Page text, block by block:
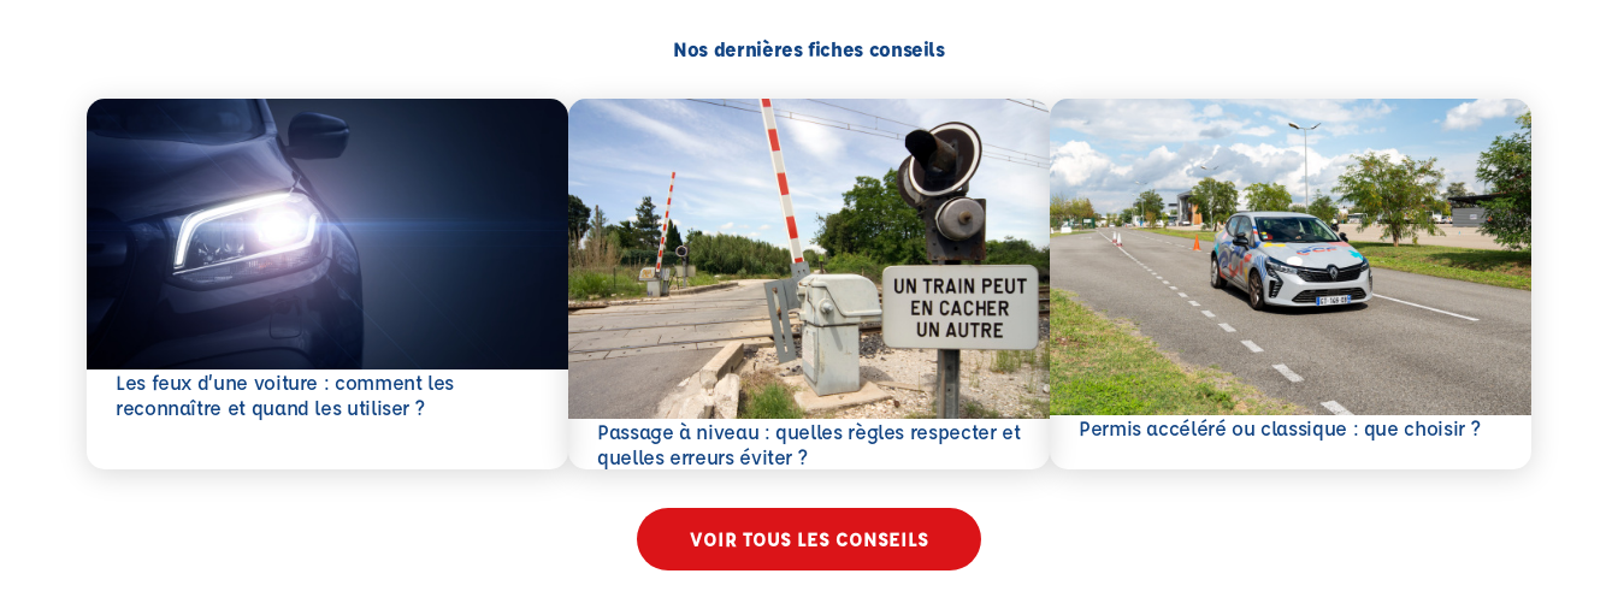
Nos dernières fiches conseils
Les feux d’une voiture : comment les
reconnaître et quand les utiliser ?
En savoir plus
Passage à niveau : quelles règles respecter et
quelles erreurs éviter ?
En savoir plus
Permis accéléré ou classique : que choisir ?
En savoir plus
VOIR TOUS LES CONSEILS